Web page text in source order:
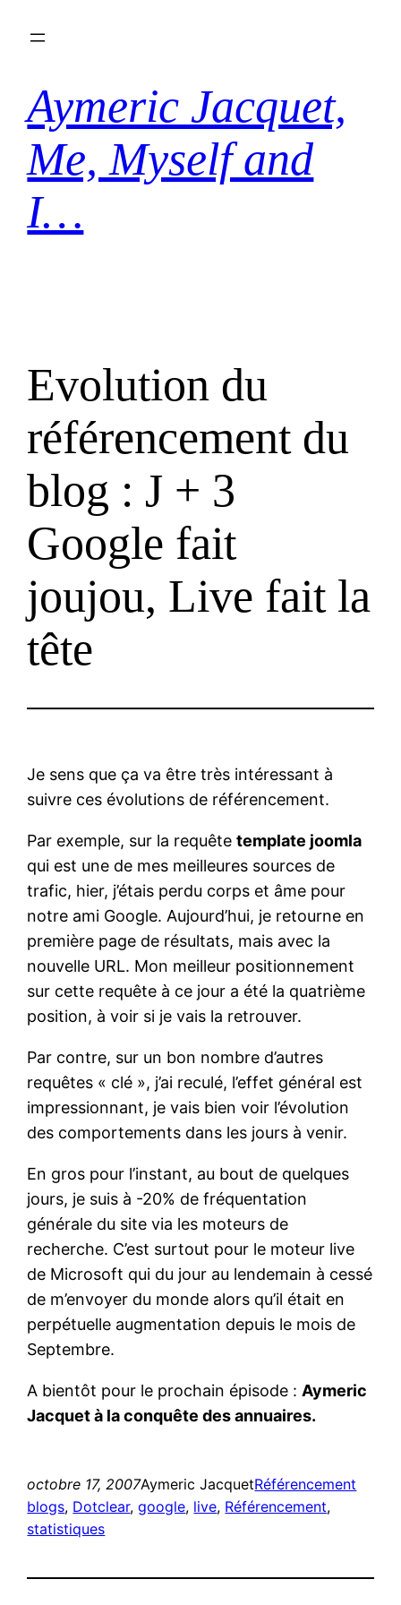
Aymeric Jacquet,
Me, Myself and
I…
Evolution du
référencement du
blog : J + 3
Google fait
joujou, Live fait la
tête
Je sens que ça va être très intéressant à
suivre ces évolutions de référencement.
Par exemple, sur la requêtetemplate joomla
qui est une de mes meilleures sources de
trafic, hier, j’étais perdu corps et âme pour
notre ami Google. Aujourd’hui, je retourne en
première page de résultats, mais avec la
nouvelle URL. Mon meilleur positionnement
sur cette requête à ce jour a été la quatrième
position, à voir si je vais la retrouver.
Par contre, sur un bon nombre d’autres
requêtes « clé », j’ai reculé, l’effet général est
impressionnant, je vais bien voir l’évolution
des comportements dans les jours à venir.
En gros pour l’instant, au bout de quelques
jours, je suis à -20% de fréquentation
générale du site via les moteurs de
recherche. C’est surtout pour le moteur live
de Microsoft qui du jour au lendemain à cessé
de m’envoyer du monde alors qu’il était en
perpétuelle augmentation depuis le mois de
Septembre.
A bientôt pour le prochain épisode : Aymeric
Jacquet à la conquête des annuaires.
octobre 17, 2007Aymeric JacquetRéférencement
blogs, Dotclear, google, live, Référencement
statistiques